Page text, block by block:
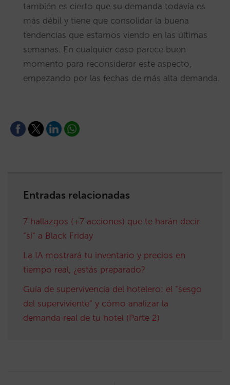
también es cierto que su demanda todavía es
más débil y tiene que consolidar la buena
tendencias que estamos viendo en las últimas
semanas. En cualquier caso parece buen
momento para reconsiderar este aspecto,
empezando por las fechas de más alta demanda.
Entradas relacionadas
7 hallazgos (+7 acciones) que te harán decir
“sí” a Black Friday
La IA mostrará tu inventario y precios en
tiempo real, ¿estás preparado?
Guía de supervivencia del hotelero: el “sesgo
del superviviente” y cómo analizar la
demanda real de tu hotel (Parte 2)